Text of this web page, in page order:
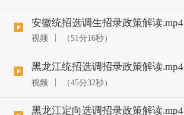
安徽统招选调生招录政策解读.mp4
视频 （51分16秒）
黑龙江统招选调招录政策解读.mp4
视频 （45分32秒）
黑龙江定向选调招录政策解读.mp4